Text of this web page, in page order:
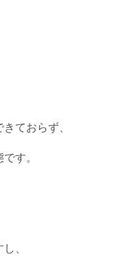
ておらず、
す。
、